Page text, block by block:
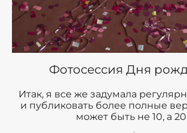
Фотосессия Дня
Итак, я все же задумала
и публиковать более полные
может быть не 10, а